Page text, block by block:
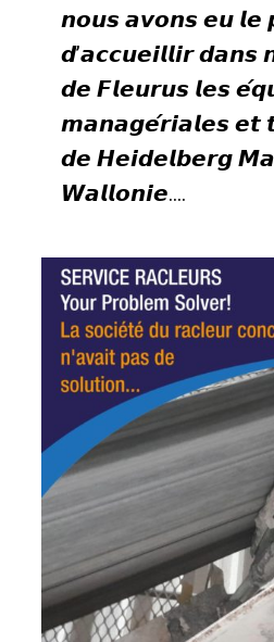
𝙣𝙤𝙪𝙨 𝙖𝙫𝙤𝙣𝙨 𝙚𝙪 𝙡𝙚
𝙙’𝙖𝙘𝙘𝙪𝙚𝙞𝙡𝙡𝙞𝙧
𝙙𝙚 𝙁𝙡𝙚𝙪𝙧𝙪𝙨 𝙡𝙚𝙨
𝙢𝙖𝙣𝙖𝙜𝙚́𝙧𝙞𝙖𝙡𝙚𝙨 𝙚𝙩
𝙙𝙚 𝙃𝙚𝙞𝙙𝙚𝙡𝙗𝙚𝙧𝙜
𝙒𝙖𝙡𝙡𝙤𝙣𝙞𝙚....